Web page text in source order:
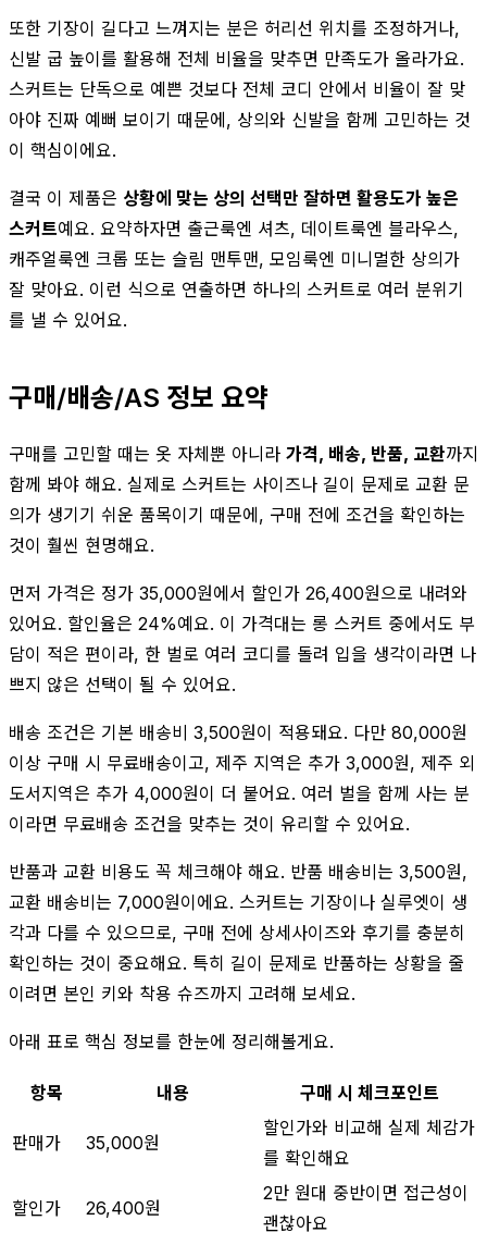
또한 기장이 길다고 느껴지는 분은 허리선 위치를 조정하거나,
신발 굽 높이를 활용해 전체 비율을 맞추면 만족도가 올라가요.
스커트는 단독으로 예쁜 것보다 전체 코디 안에서 비율이 잘 맞
아야 진짜 예뻐 보이기 때문에, 상의와 신발을 함께 고민하는 것
이 핵심이에요.
결국 이 제품은 상황에 맞는 상의 선택만 잘하면 활용도가 높은
스커트예요. 요약하자면 출근룩엔 셔츠, 데이트룩엔 블라우스,
캐주얼룩엔 크롭 또는 슬림 맨투맨, 모임룩엔 미니멀한 상의가
잘 맞아요. 이런 식으로 연출하면 하나의 스커트로 여러 분위기
를 낼 수 있어요.
구매/배송/AS 정보 요약
구매를 고민할 때는 옷 자체뿐 아니라 가격, 배송, 반품, 교환까지
함께 봐야 해요. 실제로 스커트는 사이즈나 길이 문제로 교환 문
의가 생기기 쉬운 품목이기 때문에, 구매 전에 조건을 확인하는
것이 훨씬 현명해요.
먼저 가격은 정가 35,000원에서 할인가 26,400원으로 내려와
있어요. 할인율은 24%예요. 이 가격대는 롱 스커트 중에서도 부
담이 적은 편이라, 한 벌로 여러 코디를 돌려 입을 생각이라면 나
쁘지 않은 선택이 될 수 있어요.
배송 조건은 기본 배송비 3,500원이 적용돼요. 다만 80,000원
이상 구매 시 무료배송이고, 제주 지역은 추가 3,000원, 제주 외
도서지역은 추가 4,000원이 더 붙어요. 여러 벌을 함께 사는 분
이라면 무료배송 조건을 맞추는 것이 유리할 수 있어요.
반품과 교환 비용도 꼭 체크해야 해요. 반품 배송비는 3,500원,
교환 배송비는 7,000원이에요. 스커트는 기장이나 실루엣이 생
각과 다를 수 있으므로, 구매 전에 상세사이즈와 후기를 충분히
확인하는 것이 중요해요. 특히 길이 문제로 반품하는 상황을 줄
이려면 본인 키와 착용 슈즈까지 고려해 보세요.
아래 표로 핵심 정보를 한눈에 정리해볼게요.
항목 내용 구매 시 체크포인트
판매가 35,000원
할인가와 비교해 실제 체감가
를 확인해요
할인가 26,400원
2만 원대 중반이면 접근성이
괜찮아요